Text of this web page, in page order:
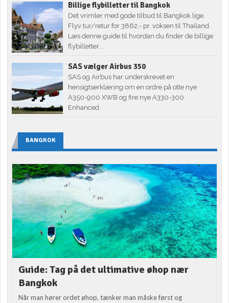
Billige flybilletter til Bangkok
Det vrimler med gode tilbud til Bangkok lige.
Flyv tur/retur for 3862,- pr. voksen til Thailand.
Læs denne guide til hvordan du finder de billige
flybilletter...
SAS vælger Airbus 350
SAS og Airbus har underskrevet en
hensigtserklæring om en ordre på otte nye
A350-900 XWB og fire nye A330-300
Enhanced.
BANGKOK
Guide: Tag på det ultimative øhop nær
Bangkok
Når man hører ordet øhop, tænker man måske først og